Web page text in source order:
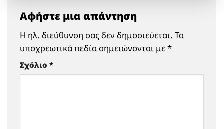
Αφήστε μια απάντηση
Η ηλ. διεύθυνση σας δεν δημοσιεύεται. Τα
υποχρεωτικά πεδία σημειώνονται με*
Σχόλιο *